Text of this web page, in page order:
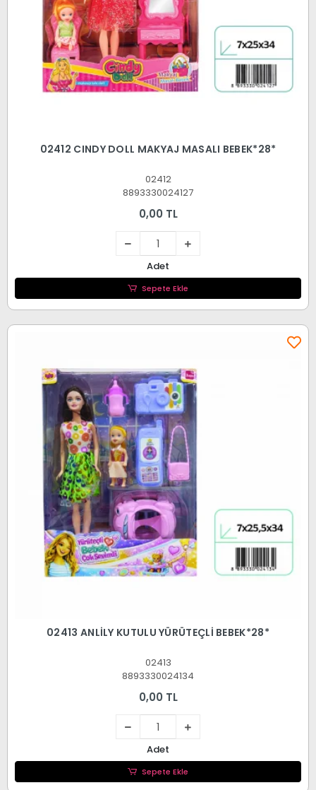
02412 CINDY DOLL MAKYAJ MASALI BEBEK*28*
02412
8893330024127
0,00 TL
Adet
Sepete Ekle
02413 ANLİLY KUTULU YÜRÜTEÇLİ BEBEK*28*
02413
8893330024134
0,00 TL
Adet
Sepete Ekle